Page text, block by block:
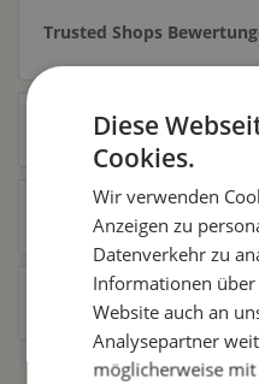
Trusted Shops
Ähnliche Artikel
Kunden kauften auch
Kunden haben sich
Diese
Cookies.
Wir verwenden
Anzeigen zu
Datenverkehr zu
Informationen
Website auch an
Analysepartner
möglicherweise